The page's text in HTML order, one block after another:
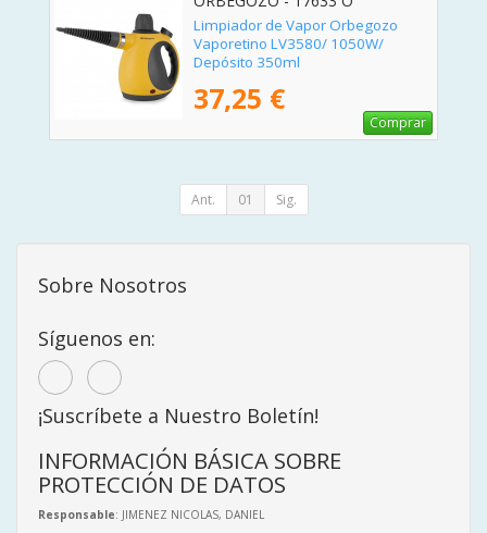
Limpiador de Vapor Orbegozo
Vaporetino LV3580/ 1050W/
Depósito 350ml
37,25 €
Comprar
Ant. 01 Sig.
Sobre Nosotros
Síguenos en:
¡Suscríbete a Nuestro Boletín!
INFORMACIÓN BÁSICA SOBRE
PROTECCIÓN DE DATOS
Responsable: JIMENEZ NICOLAS, DANIEL